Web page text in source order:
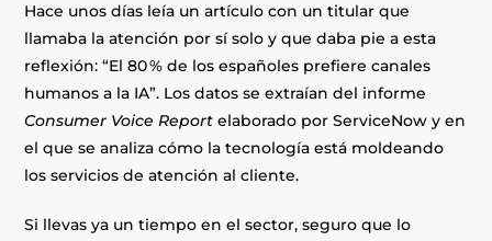
Hace unos días leía un artículo con un titular que
llamaba la atención por sí solo y que daba pie a esta
reflexión: “El 80 % de los españoles prefiere canales
humanos a la IA”. Los datos se extraían del informe
Consumer Voice Report elaborado por ServiceNow y en
el que se analiza cómo la tecnología está moldeando
los servicios de atención al cliente.
Si llevas ya un tiempo en el sector, seguro que lo